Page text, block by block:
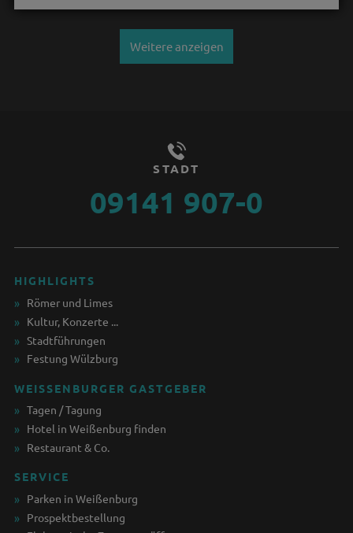
Weitere anzeigen
STADT
09141 907-0
HIGHLIGHTS
Römer und Limes
Kultur, Konzerte ...
Stadtführungen
Festung Wülzburg
WEISSENBURGER GASTGEBER
Tagen / Tagung
Hotel in Weißenburg finden
Restaurant & Co.
SERVICE
Parken in Weißenburg
Prospektbestellung